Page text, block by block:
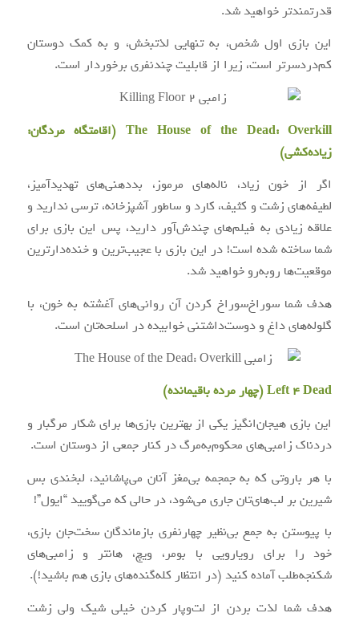
قدرتمندتر خواهید شد.
این بازی اول شخص، به تنهایی لذتبخش، و به کمک دوستان
کم‌دردسرتر است، زیرا از قابلیت چندنفری برخوردار است.
The House of the Dead: Overkill (اقامتگاه مردگان:
زیاده‌کشی)
اگر از خون زیاد، ناله‌های مرموز، بددهنی‌های تهدیدآمیز،
لطیفه‌های زشت و کثیف، کارد و ساطور آشپزخانه، ترسی ندارید و
علاقه زیادی به فیلم‌های چندش‌آور دارید، پس این بازی برای
شما ساخته شده است! در این بازی با عجیب‌ترین و خنده‌دارترین
موقعیت‌ها روبه‌رو خواهید شد.
هدف شما سوراخ‌سوراخ کردن آن روانی‌های آغشته به خون، با
گلوله‌های داغ و دوست‌داشتنی خوابیده در اسلحه‌تان است.
Left 4 Dead (چهار مرده باقیمانده)
این بازی هیجان‌انگیز یکی از بهترین بازی‌ها برای شکار مرگبار و
دردناک زامبی‌های محکوم‌به‌مرگ در کنار جمعی از دوستان است.
با هر باروتی که به جمجمه بی‌‌مغز آنان می‌پاشانید، لبخندی بس
شیرین بر لب‌های‌تان جاری می‌شود، در حالی که می‌گویید “ایول”!
با پیوستن به جمع بی‌نظیر چهارنفری بازماندگان سخت‌جان بازی،
خود را برای رویارویی با بومر، ویچ، هانتر و زامبی‌های
شکنجه‌طلب آماده کنید (در انتظار کله‌گنده‌های بازی هم باشید!).
هدف شما لذت بردن از لت‌وپار کردن خیلی شیک ولی زشت